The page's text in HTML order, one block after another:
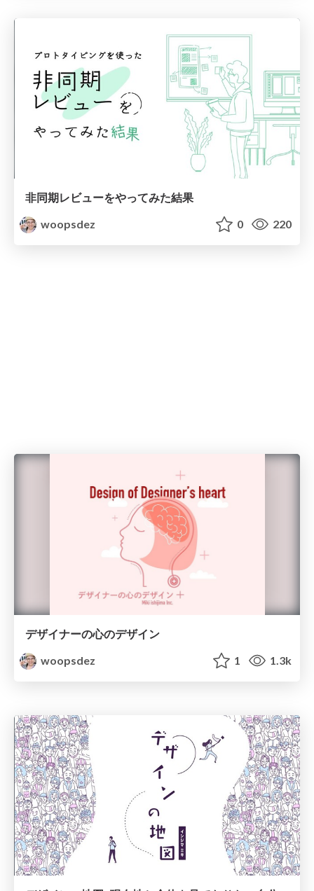
非同期レビューをやってみた結果
woopsdez
0 220
デザイナーの心のデザイン
woopsdez
1 1.3k